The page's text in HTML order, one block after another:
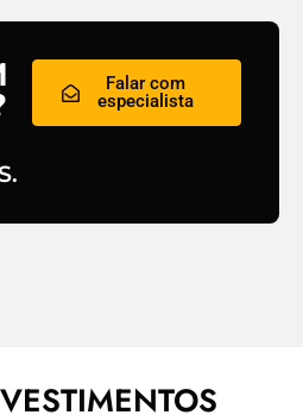
Falar com
especialista